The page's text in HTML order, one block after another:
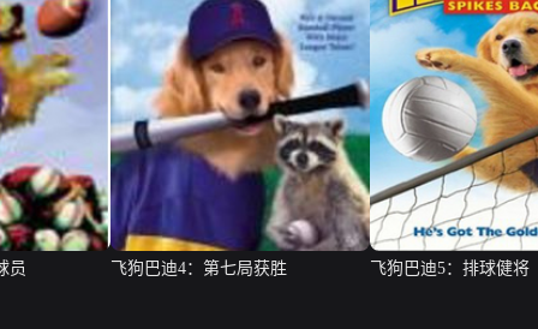
员 飞狗巴迪4：第七局获胜 飞狗巴迪5：排球健将